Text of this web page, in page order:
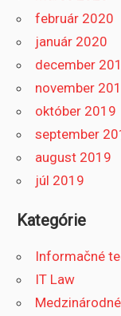
február 2020
január 2020
december
november
október 2019
september
august 2019
júl 2019
Kategórie
Informačné
IT Law